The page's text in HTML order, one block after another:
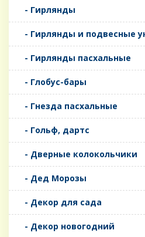
- Гирлянды
- Гирлянды и подвесные
- Гирлянды пасхальные
- Глобус-бары
- Гнезда пасхальные
- Гольф, дартс
- Дверные колокольчики
- Дед Морозы
- Декор для сада
- Декор новогодний